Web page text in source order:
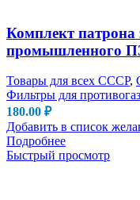
Комплект патрона
промышленного
Товары для всех СССР,
Фильтры для
180.00 ₽
Добавить в список
Подробнее
Быстрый просмотр